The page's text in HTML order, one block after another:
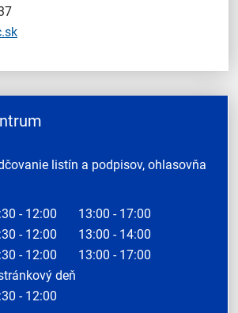
listín a podpisov, ohlasovňa
- 12:00
13:00 - 17:00
- 12:00
13:00 - 14:00
- 12:00
13:00 - 17:00
deň
- 12:00